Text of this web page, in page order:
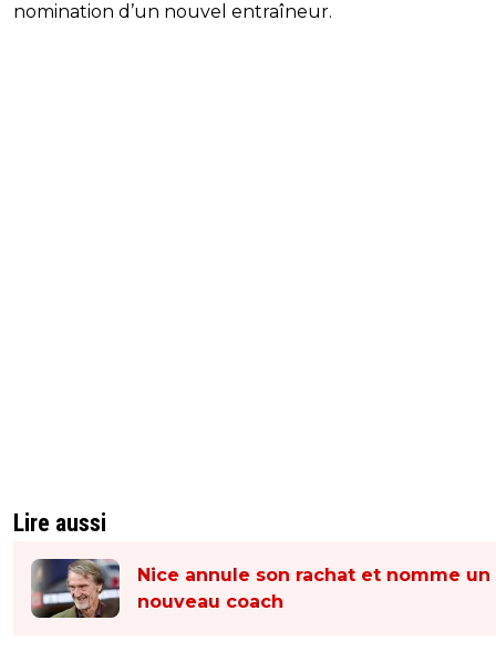
nomination d’un nouvel entraîneur.
Lire aussi
Nice annule son rachat et nomme un
nouveau coach